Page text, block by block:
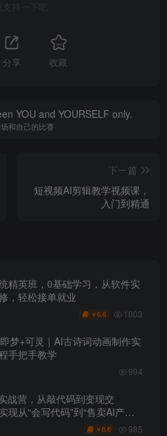
支持一下吧
分享 收藏
YOU and YOURSELF only.
和自己的比赛
下一篇
短视频AI剪辑教学视频课，
入门到精通
精英班，0基础学习，从软件实
，轻松接单就业
￥6.6 1003
梦+可灵｜AI古诗词动画制作实
手把手教学
994
战营，从敲代码到变现交
现从“会写代码”到“售卖AI产品
￥6.6 985